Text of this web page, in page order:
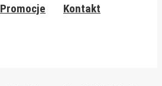
Promocje Kontakt